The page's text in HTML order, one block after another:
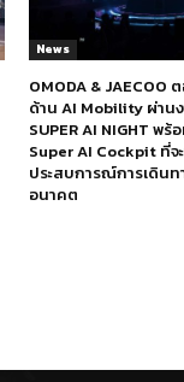
News
OMODA &
ด้าน AI Mobility ผ่านง
SUPER AI NIGHT พ
Super AI Cockpit ที่จ
ประสบการณ์การเดินท
อนาคต